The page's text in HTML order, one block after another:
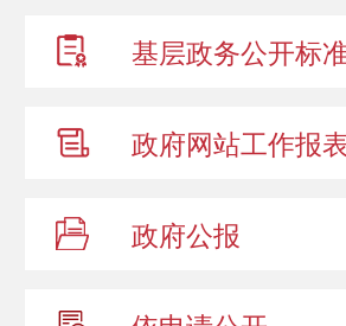
基层政务公开标
政府网站工作报
政府公报